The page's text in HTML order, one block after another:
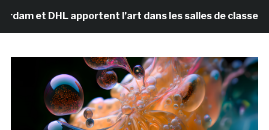
DHL apportent l’art dans les salles de classe des